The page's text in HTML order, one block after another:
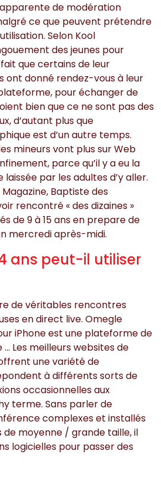
apparente de modération
ce que peuvent prétendre
Selon Kool
des jeunes pour
que certains de leur
ont donné rendez-vous à leur
pour échanger de
bien que ce ne sont pas des
d’autant plus que
est d’un autre temps.
mineurs vont plus sur Web
parce qu’il y a eu la
par les adultes d’y aller.
Baptiste des
rencontré « des dizaines »
de 9 à 15 ans en prepare de
mercredi après-midi.
ans peut-il utiliser
de véritables rencontres
en direct live. Omegle
iPhone est une plateforme de
Les meilleurs websites de
une variété de
à différents sorts de
occasionnelles aux
terme. Sans parler de
complexes et installés
de moyenne / grande taille, il
logicielles pour passer des